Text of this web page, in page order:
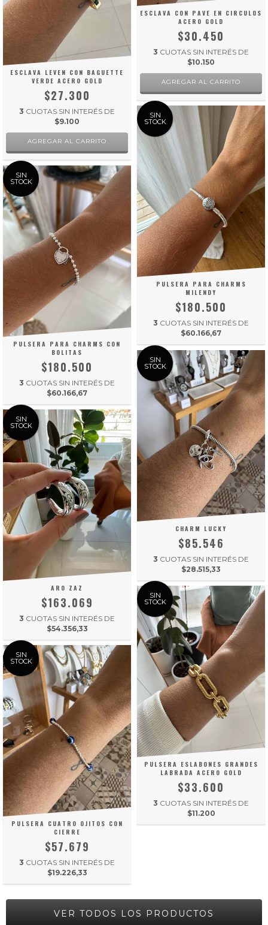
ESCLAVA LEVEN CON BAGUETTE
VERDE ACERO GOLD
$27.300
3 CUOTAS SIN INTERÉS DE
$9.100
ESCLAVA CON PAVE EN CIRCULOS
ACERO GOLD
$30.450
3 CUOTAS SIN INTERÉS DE
$10.150
SIN
STOCK
PULSERA PARA CHARMS CON
BOLITAS
$180.500
3 CUOTAS SIN INTERÉS DE
$60.166,67
SIN
STOCK
PULSERA PARA CHARMS
MILENDY
$180.500
3 CUOTAS SIN INTERÉS DE
$60.166,67
SIN
STOCK
ARO ZAZ
$163.069
3 CUOTAS SIN INTERÉS DE
$54.356,33
SIN
STOCK
CHARM LUCKY
$85.546
3 CUOTAS SIN INTERÉS DE
$28.515,33
SIN
STOCK
PULSERA CUATRO OJITOS CON
CIERRE
$57.679
3 CUOTAS SIN INTERÉS DE
$19.226,33
SIN
STOCK
PULSERA ESLABONES GRANDES
LABRADA ACERO GOLD
$33.600
3 CUOTAS SIN INTERÉS DE
$11.200
VER TODOS LOS PRODUCTOS